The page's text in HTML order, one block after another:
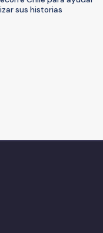
sus historias